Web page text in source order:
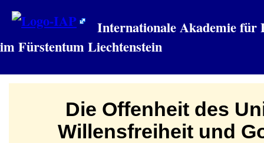
Internationale Akademie für
im Fürstentum Liechtenstein
Die Offenheit des
Willensfreiheit und